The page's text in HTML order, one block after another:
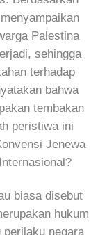
Palestina
sehingga
terhadap
bahwa
tembakan
peristiwa ini
Jenewa
biasa disebut
hukum
perilaku negara